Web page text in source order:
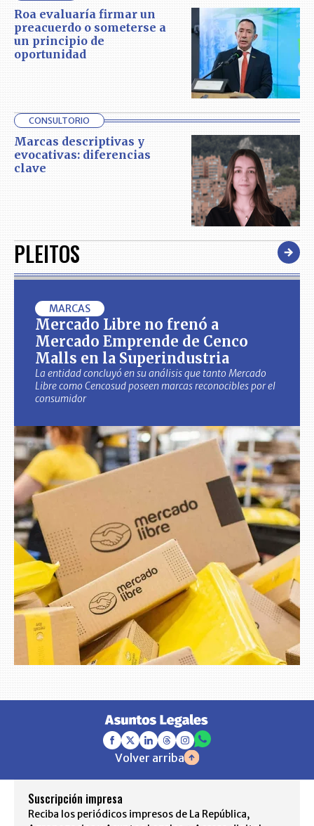
Roa evaluaría firmar un
preacuerdo o someterse a
un principio de
oportunidad
CONSULTORIO
Marcas descriptivas y
evocativas: diferencias
clave
PLEITOS
MARCAS
Mercado Libre no frenó a
Mercado Emprende de Cenco
Malls en la Superindustria
La entidad concluyó en su análisis que tanto Mercado
Libre como Cencosud poseen marcas reconocibles por el
consumidor
Volver arriba
Suscripción impresa
Reciba los periódicos impresos de La República,